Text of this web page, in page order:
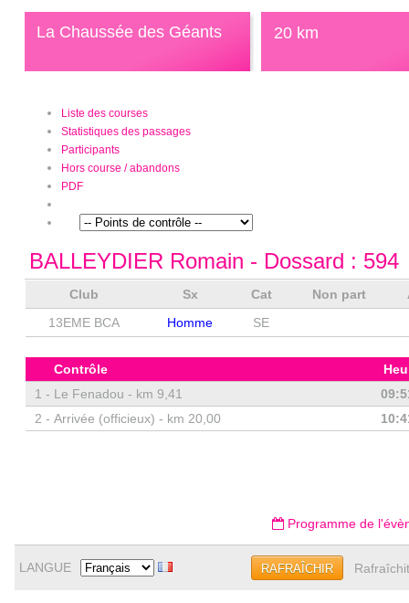
La Chaussée des Géants 20 km
Liste des courses
Statistiques des passages
Participants
Hors course / abandons
PDF
BALLEYDIER Romain - Dossard : 594
Club Sx Cat Non part
13EME BCA
Homme SE
Contrôle
1 - Le Fenadou - km 9,41
2 - Arrivée (officieux) - km 20,00
Programme de
LANGUE RAFRAÎCHIR